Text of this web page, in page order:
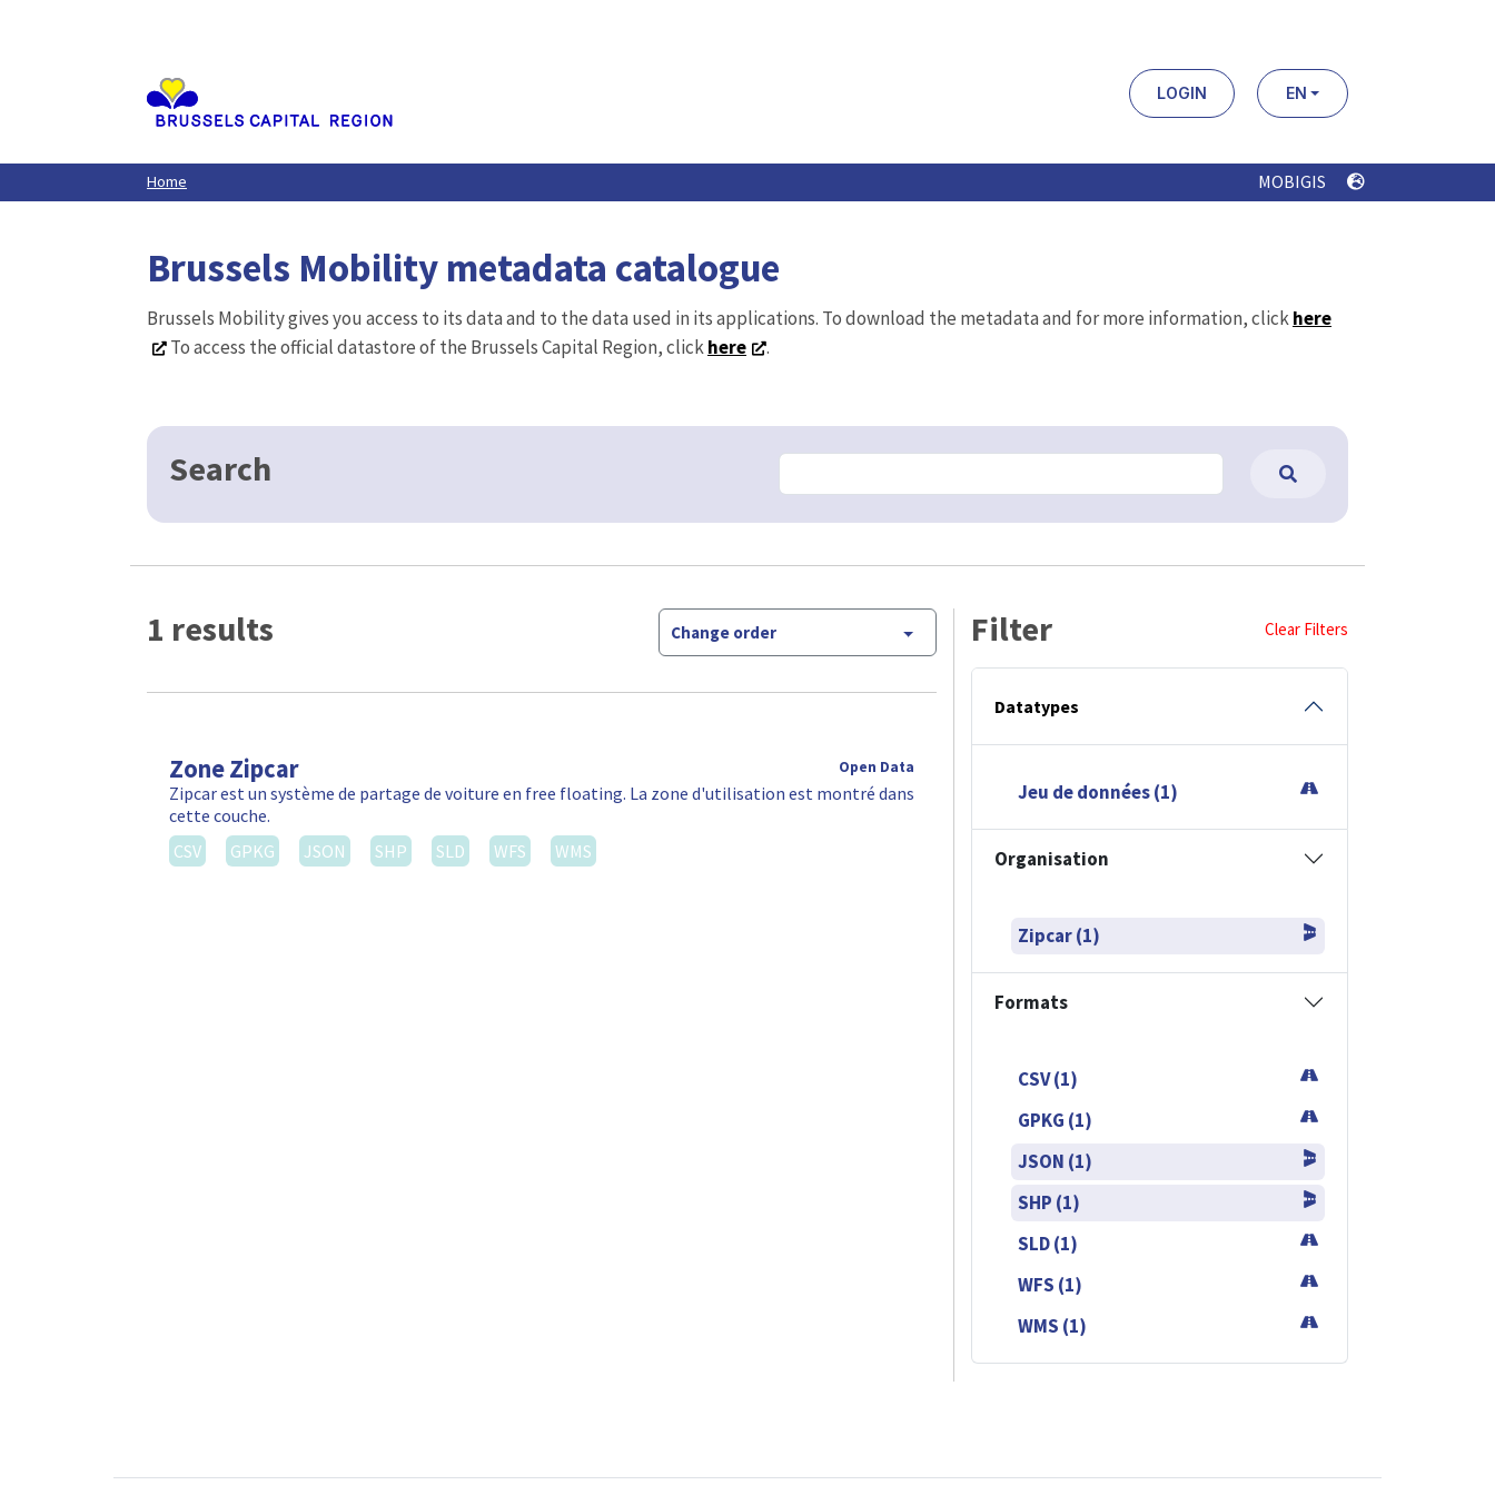
LOGIN EN
Home MOBIGIS
Brussels Mobility metadata catalogue
Brussels Mobility gives you access to its data and to the data used in its applications. To download the metadata and for more information, clickhere
To access the official datastore of the Brussels Capital Region, clickhere .
Search
1 results Change order
Zone Zipcar Open Data
Zipcar est un système de partage de voiture en free floating. La zone d'utilisation est montré dans
cette couche.
CSV
GPKG JSON SHP SLD WFS WMS
Filter Clear Filters
Datatypes
Jeu de données (1)
Organisation
Zipcar (1)
Formats
CSV (1)
GPKG (1)
JSON (1)
SHP (1)
SLD (1)
WFS (1)
WMS (1)